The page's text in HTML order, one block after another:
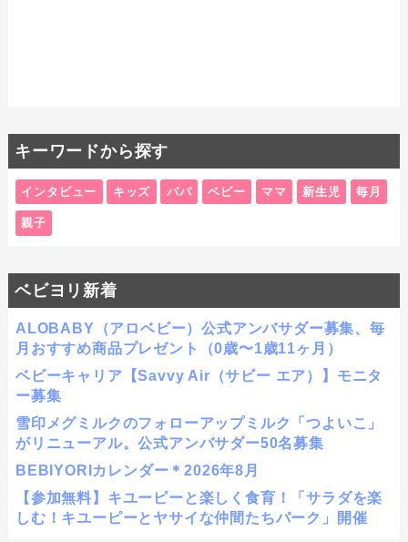
キーワードから探す
インタビュー キッズ パパ ベビー ママ 新生児 毎月
親子
ベビヨリ新着
ALOBABY（アロベビー）公式アンバサダー募集、毎
月おすすめ商品プレゼント（0歳〜1歳11ヶ月）
ベビーキャリア【Savvy Air（サビー エア）】モニタ
ー募集
雪印メグミルクのフォローアップミルク「つよいこ」
がリニューアル。公式アンバサダー50名募集
BEBIYORIカレンダー＊2026年8月
【参加無料】キユーピーと楽しく食育！「サラダを楽
しむ！キユーピーとヤサイな仲間たちパーク」開催